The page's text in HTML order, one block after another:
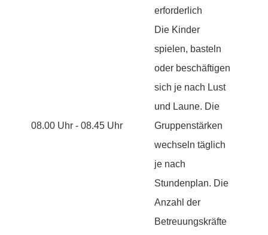
08.00 Uhr - 08.45 Uhr
erforderlich
Die Kinder
spielen, basteln
oder beschäftigen
sich je nach Lust
und Laune. Die
Gruppenstärken
wechseln täglich
je nach
Stundenplan. Die
Anzahl der
Betreuungskräfte